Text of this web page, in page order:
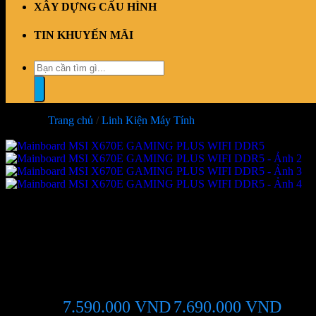
XÂY DỰNG CẤU HÌNH
TIN KHUYẾN MÃI
Tìm
kiếm:
Trang chủ / Linh Kiện Máy Tính
7.590.000 VND7.690.000 VND